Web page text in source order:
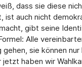
dass sie diese
ist auch nicht
gibt seine
Alle
sie können
haben wir